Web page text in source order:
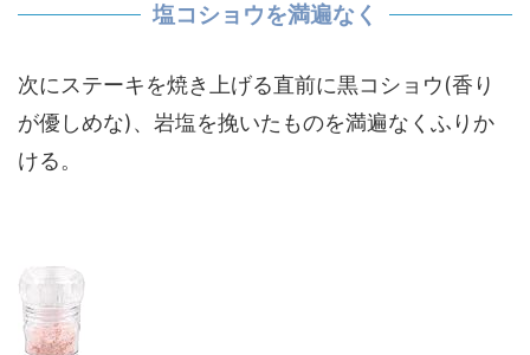
塩コショウを満遍なく
次にステーキを焼き上げる直前に黒コショウ(香り
が優しめな)、岩塩を挽いたものを満遍なくふりか
ける。